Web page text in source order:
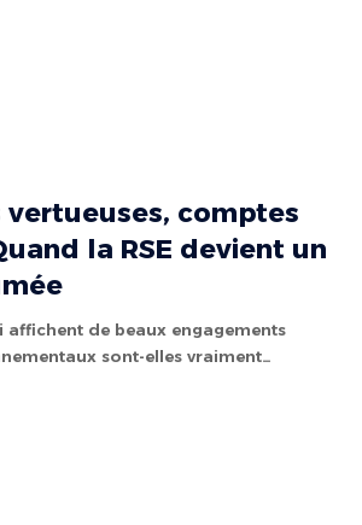
vertueuses, comptes
la RSE devient un
affichent de beaux engagements
sont-elles vraiment…